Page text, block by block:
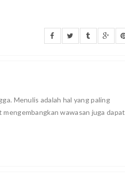
Menulis adalah hal yang paling
wawasan juga dapat